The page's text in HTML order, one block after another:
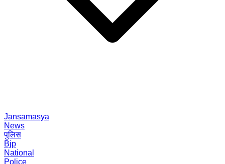
Jansamasya
News
पुलिस
Bjp
National
Police